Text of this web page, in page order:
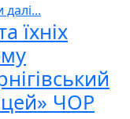
далі...
їхніх
ЧОР